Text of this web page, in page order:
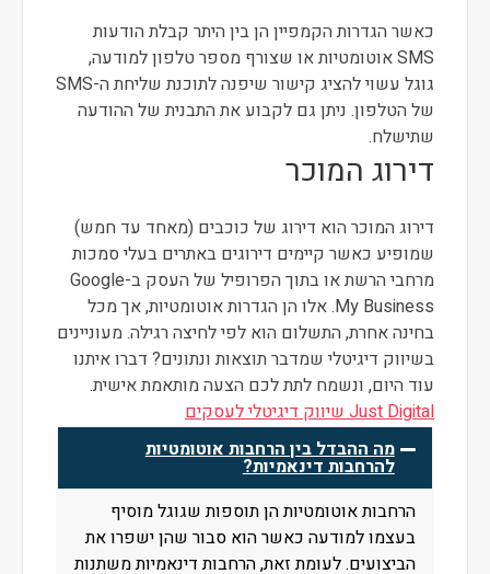
כאשר הגדרות הקמפיין הן בין היתר קבלת הודעות
SMS אוטומטיות או שצורף מספר טלפון למודעה,
גוגל עשוי להציג קישור שיפנה לתוכנת שליחת ה-SMS
של הטלפון. ניתן גם לקבוע את התבנית של ההודעה
שתישלח.
דירוג המוכר
דירוג המוכר הוא דירוג של כוכבים (מאחד עד חמש)
שמופיע כאשר קיימים דירוגים באתרים בעלי סמכות
מרחבי הרשת או בתוך הפרופיל של העסק ב-Google
My Business. אלו הן הגדרות אוטומטיות, אך מכל
בחינה אחרת, התשלום הוא לפי לחיצה רגילה. מעוניינים
בשיווק דיגיטלי שמדבר תוצאות ונתונים? דברו איתנו
עוד היום, ונשמח לתת לכם הצעה מותאמת אישית.
Just Digital שיווק דיגיטלי לעסקים
מה ההבדל בין הרחבות אוטומטיות
להרחבות דינאמיות?
הרחבות אוטומטיות הן תוספות שגוגל מוסיף
בעצמו למודעה כאשר הוא סבור שהן ישפרו את
הביצועים. לעומת זאת, הרחבות דינאמיות משתנות